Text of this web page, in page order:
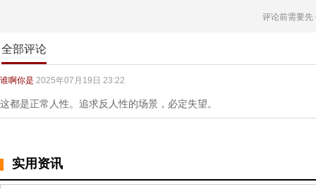
评论前需要先
全部评论
谁啊你是 2025年07月19日 23:22
这都是正常人性。追求反人性的场景，必定失望。
实用资讯